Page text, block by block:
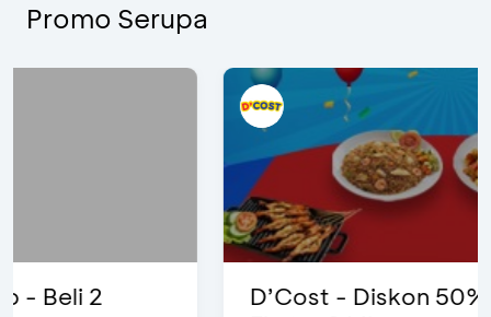
Promo Serupa
D’Cost - Diskon 50% Makanan &